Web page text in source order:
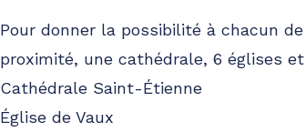
Pour donner la possibilité à chacun
proximité, une cathédrale, 6 églises
Cathédrale Saint-Étienne
Église de Vaux